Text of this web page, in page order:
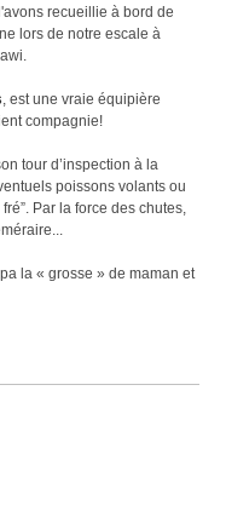
recueillie à bord de
lors de notre escale à
, est une vraie équipière
compagnie!
tour d’inspection à la
poissons volants ou
Par la force des chutes,
la « grosse » de maman et